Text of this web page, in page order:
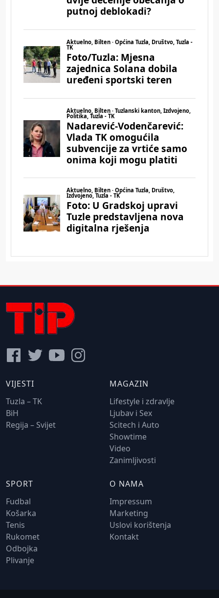
VIJESTI
Tuzla – TK
BiH
Regija – Svijet
MAGAZIN
Lifestyle i zdravlje
Ljubav i Sex
Scitech i Auto
Showtime
Video
Zanimljivosti
SPORT
Fudbal
Košarka
Tenis
Rukomet
Odbojka
Plivanje
O NAMA
Impressum
Marketing
Uslovi korištenja
Kontakt